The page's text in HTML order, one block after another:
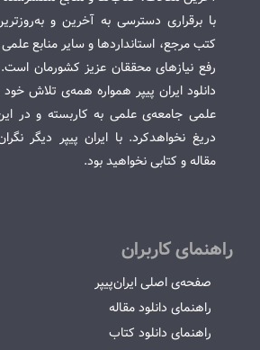
با برقراری دسترسی به آخرین و
کتب مرجع، استانداردها و سایر منابع
رفع نیازهای محققان عزیز کشورمان
دانلود ایران پیپر همواره همه‌ی تلاش خود
علمی جامعه‌ی علمی به کاربسته و در
دریغ نخواهدکرد. با ایران پیپر دیگر
مقاله و کتابی نخواهید بود.
راهنمای کاربران
صفحه‌ی اصلی ایران‌پیپر
راهنمای دانلود مقاله
راهنمای دانلود کتاب